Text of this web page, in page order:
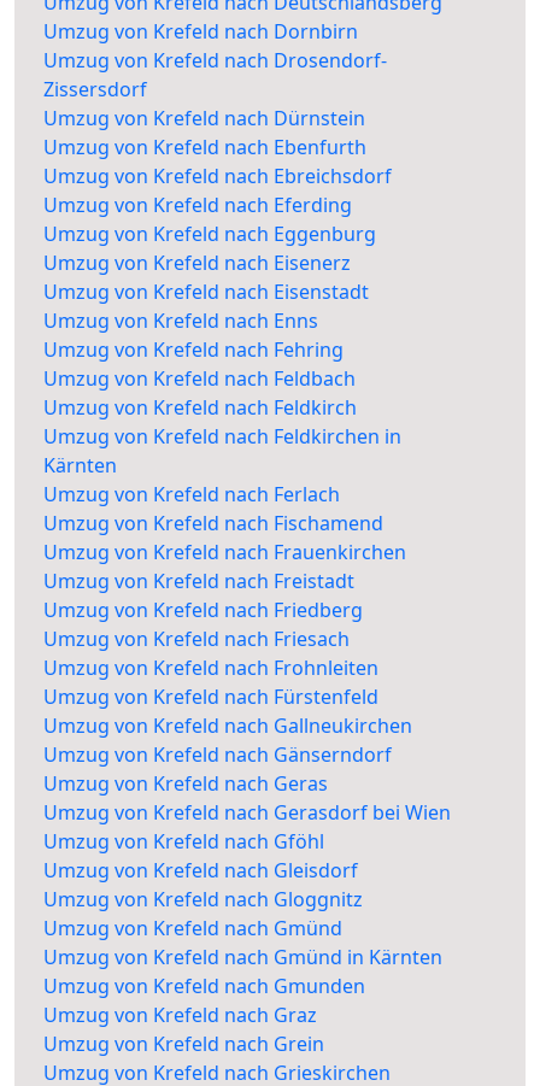
Umzug von Krefeld nach Dornbirn
Umzug von Krefeld nach Drosendorf-
Zissersdorf
Umzug von Krefeld nach Dürnstein
Umzug von Krefeld nach Ebenfurth
Umzug von Krefeld nach Ebreichsdorf
Umzug von Krefeld nach Eferding
Umzug von Krefeld nach Eggenburg
Umzug von Krefeld nach Eisenerz
Umzug von Krefeld nach Eisenstadt
Umzug von Krefeld nach Enns
Umzug von Krefeld nach Fehring
Umzug von Krefeld nach Feldbach
Umzug von Krefeld nach Feldkirch
Umzug von Krefeld nach Feldkirchen in
Kärnten
Umzug von Krefeld nach Ferlach
Umzug von Krefeld nach Fischamend
Umzug von Krefeld nach Frauenkirchen
Umzug von Krefeld nach Freistadt
Umzug von Krefeld nach Friedberg
Umzug von Krefeld nach Friesach
Umzug von Krefeld nach Frohnleiten
Umzug von Krefeld nach Fürstenfeld
Umzug von Krefeld nach Gallneukirchen
Umzug von Krefeld nach Gänserndorf
Umzug von Krefeld nach Geras
Umzug von Krefeld nach Gerasdorf bei Wien
Umzug von Krefeld nach Gföhl
Umzug von Krefeld nach Gleisdorf
Umzug von Krefeld nach Gloggnitz
Umzug von Krefeld nach Gmünd
Umzug von Krefeld nach Gmünd in Kärnten
Umzug von Krefeld nach Gmunden
Umzug von Krefeld nach Graz
Umzug von Krefeld nach Grein
Umzug von Krefeld nach Grieskirchen